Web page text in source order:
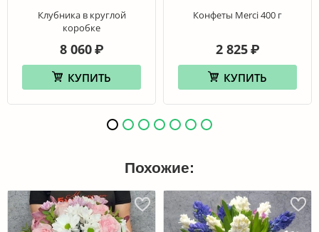
Клубника в круглой
коробке
8 060 ₽
КУПИТЬ
Конфеты Merci 400 г
2 825 ₽
КУПИТЬ
Похожие: